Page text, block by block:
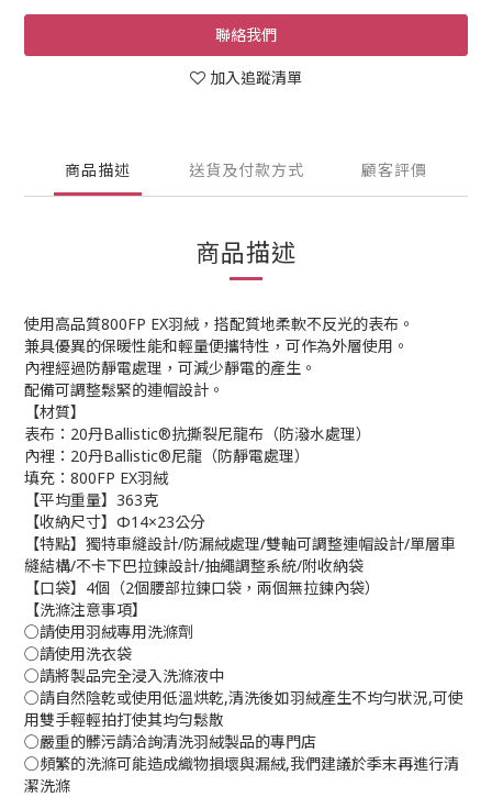
聯絡我們
加入追蹤清單
商品描述 送貨及付款方式 顧客評價
商品描述
使用高品質800FP EX羽絨，搭配質地柔軟不反光的表布。
兼具優異的保暖性能和輕量便攜特性，可作為外層使用。
內裡經過防靜電處理，可減少靜電的產生。
配備可調整鬆緊的連帽設計。
【材質】
表布：20丹Ballistic®抗撕裂尼龍布（防潑水處理）
內裡：20丹Ballistic®尼龍（防靜電處理）
填充：800FP EX羽絨
【平均重量】363克
【收納尺寸】Φ14×23公分
【特點】獨特車縫設計/防漏絨處理/雙軸可調整連帽設計/單層車
縫結構/不卡下巴拉鍊設計/抽繩調整系統/附收納袋
【口袋】4個（2個腰部拉鍊口袋，兩個無拉鍊內袋）
【洗滌注意事項】
○請使用羽絨專用洗滌劑
○請使用洗衣袋
○請將製品完全浸入洗滌液中
○請自然陰乾或使用低溫烘乾,清洗後如羽絨產生不均勻狀況,可使
用雙手輕輕拍打使其均勻鬆散
○嚴重的髒污請洽詢清洗羽絨製品的專門店
○頻繁的洗滌可能造成織物損壞與漏絨,我們建議於季末再進行清
潔洗滌